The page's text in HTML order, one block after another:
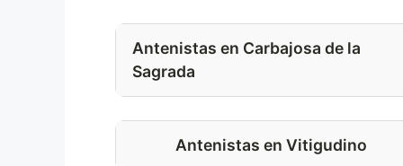
Antenistas en Carbajosa de la
Sagrada
Antenistas en Vitigudino